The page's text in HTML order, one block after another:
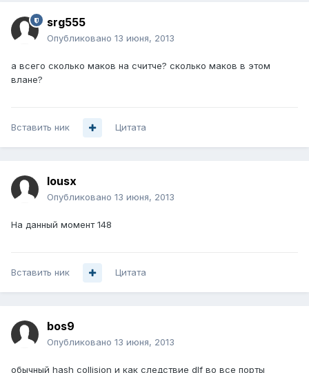
srg555
Опубликовано 13 июня, 2013
а всего сколько маков на считче? сколько маков в этом
влане?
Вставить ник Цитата
lousx
Опубликовано 13 июня, 2013
На данный момент 148
Вставить ник Цитата
bos9
Опубликовано 13 июня, 2013
обычный hash collision и как следствие dlf во все порты